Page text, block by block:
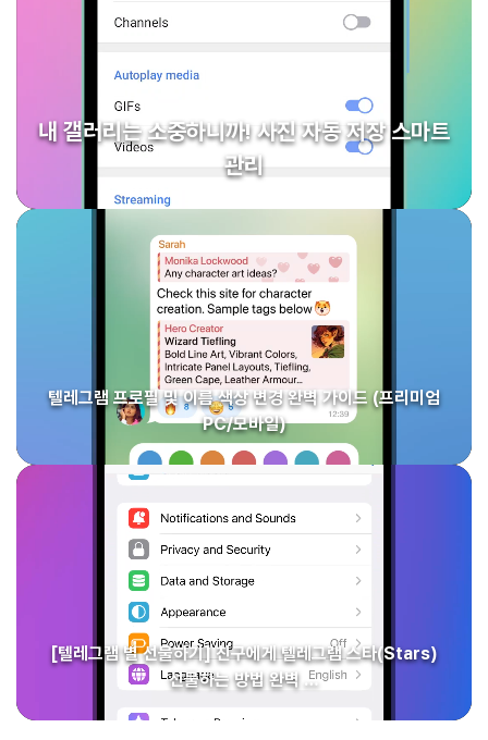
내 갤러리는 소중하니까! 사진 자동 저장 스마트
관리
텔레그램 프로필 및 이름 색상 변경 완벽 가이드 (프리미엄
PC/모바일)
[텔레그램 별 선물하기] 친구에게 텔레그램 스타(Stars)
선물하는 방법 완벽 …